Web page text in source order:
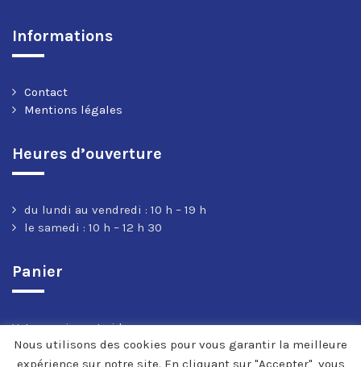
Informations
Contact
Mentions légales
Heures d’ouverture
du lundi au vendredi : 10 h – 19 h
le samedi : 10 h – 12 h 30
Panier
Votre panier est vide.
Nous utilisons des cookies pour vous garantir la meilleure
expérience sur notre site. En cliquant sur "Accepter", vous